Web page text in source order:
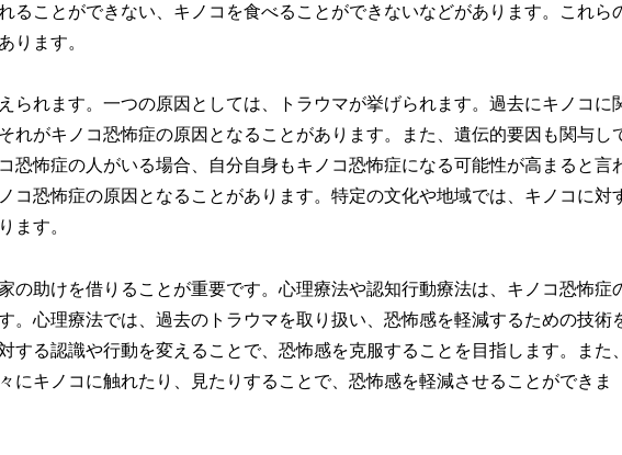
ることができない、キノコを食べることができないなどがあります。これら
ります。
られます。一つの原因としては、トラウマが挙げられます。過去にキノコに
れがキノコ恐怖症の原因となることがあります。また、遺伝的要因も関与し
恐怖症の人がいる場合、自分自身もキノコ恐怖症になる可能性が高まると言
コ恐怖症の原因となることがあります。特定の文化や地域では、キノコに対
ます。
の助けを借りることが重要です。心理療法や認知行動療法は、キノコ恐怖症
。心理療法では、過去のトラウマを取り扱い、恐怖感を軽減するための技術
する認識や行動を変えることで、恐怖感を克服することを目指します。また、
にキノコに触れたり、見たりすることで、恐怖感を軽減させることができま